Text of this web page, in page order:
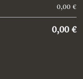
0,00 €
0,00 €